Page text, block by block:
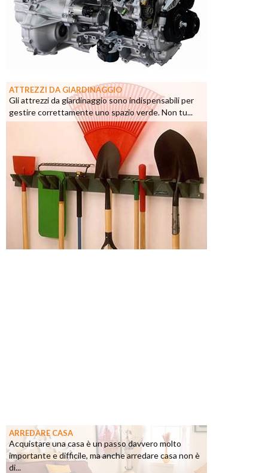
ATTREZZI DA GIARDINAGGIO
Gli attrezzi da giardinaggio sono indispensabili per
gestire correttamente uno spazio verde. Non tu...
ARREDARE CASA
Acquistare una casa è un passo davvero molto
importante e difficile, ma anche arredare casa non è
di...